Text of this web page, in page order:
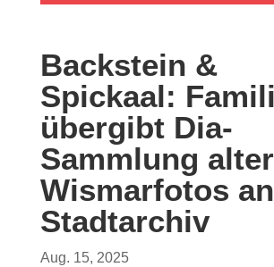
Backstein &
Spickaal:
übergibt Dia-
Sammlung alter
Wismarfotos an
Stadtarchiv
Aug. 15, 2025